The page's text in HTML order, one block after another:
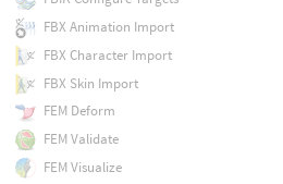
FBX Animation Import
FBX Character Import
FBX Skin Import
FEM Deform
FEM Validate
FEM Visualize